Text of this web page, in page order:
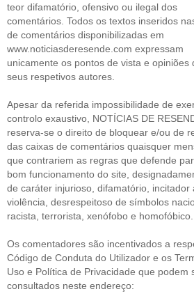
teor difamatório, ofensivo ou ilegal dos
comentários. Todos os textos inseridos
de comentários disponibilizadas em
www.noticiasderesende.com expressam
unicamente os pontos de vista e opiniões
seus respetivos autores.
Apesar da referida impossibilidade de
controlo exaustivo, NOTÍCIAS DE
reserva-se o direito de bloquear e/ou de
das caixas de comentários quaisquer
que contrariem as regras que defende
bom funcionamento do site,
de caráter injurioso, difamatório, incitador
violência, desrespeitoso de símbolos
racista, terrorista, xenófobo e homofóbico.
Os comentadores são incentivados a
Código de Conduta do Utilizador e os
Uso e Política de Privacidade que podem
consultados neste endereço: